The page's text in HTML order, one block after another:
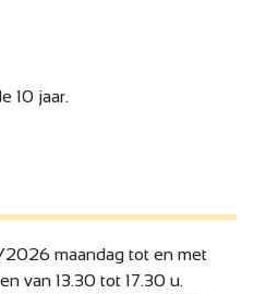
Door ons erin onder
van existentiële troep
10 jaar.
maandag tot en met
van 13.30 tot 17.30 u.